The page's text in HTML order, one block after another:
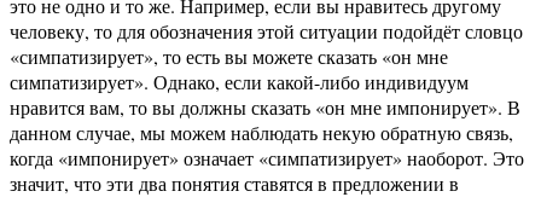
это не одно и то же. Например, если вы нравитесь другому
человеку, то для обозначения этой ситуации подойдёт словцо
«симпатизирует», то есть вы можете сказать «он мне
симпатизирует». Однако, если какой-либо индивидуум
нравится вам, то вы должны сказать «он мне импонирует». В
данном случае, мы можем наблюдать некую обратную связь,
когда «импонирует» означает «симпатизирует» наоборот. Это
значит, что эти два понятия ставятся в предложении в